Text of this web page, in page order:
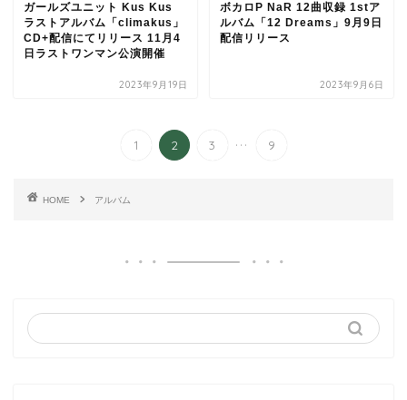
ガールズユニット Kus Kus
ラストアルバム「climakus」
CD+配信にてリリース 11月4
日ラストワンマン公演開催
2023年9月19日
ボカロP NaR 12曲収録 1stア
ルバム「12 Dreams」9月9日
配信リリース
2023年9月6日
1 2 3 ... 9
HOME アルバム